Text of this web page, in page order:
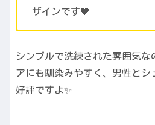
ザインです🖤
シンプルで洗練された雰囲気な
アにも馴染みやすく、男性とシ
好評ですよ✨